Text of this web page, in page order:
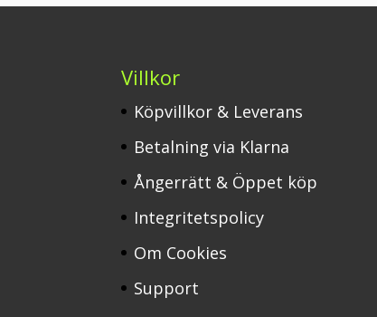
Villkor
Köpvillkor & Leverans
Betalning via Klarna
Ångerrätt & Öppet köp
Integritetspolicy
Om Cookies
Support